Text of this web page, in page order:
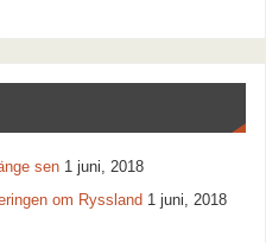
sen 1 juni, 2018
om Ryssland 1 juni, 2018